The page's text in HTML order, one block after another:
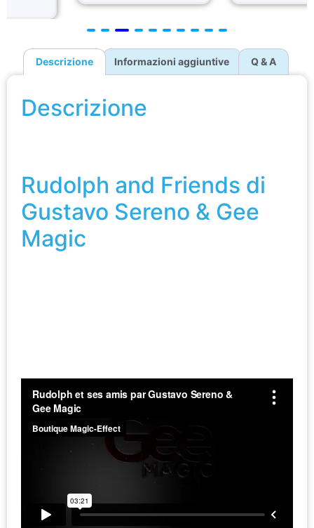
Descrizione Informazioni aggiuntive Q & A
Descrizione
Rudolph and Friends di
Gustavo Sereno & Gee
Magic